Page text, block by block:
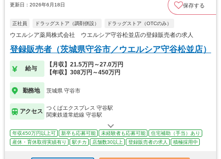
更新日：2026年6月18日 保存する
正社員 ドラッグストア（調剤併設） ドラッグストア（OTCのみ）
ウエルシア薬局株式会社 ウエルシア守谷松並店の登録販売者の求人
登録販売者（茨城県守谷市／ウエルシア守谷松並店）
給与
【月収】21.5万円～27.0万円
【年収】308万円～450万円
勤務地 茨城県 守谷市
アクセス
つくばエクスプレス 守谷駅
関東鉄道常総線 守谷駅
年収450万円以上可 新卒も応募可能 未経験者も応募可能
住宅補助（手当）あり
産休・育休取得実績有り
駅チカ 店舗数30以上 登録販売者の求人 積極採用中